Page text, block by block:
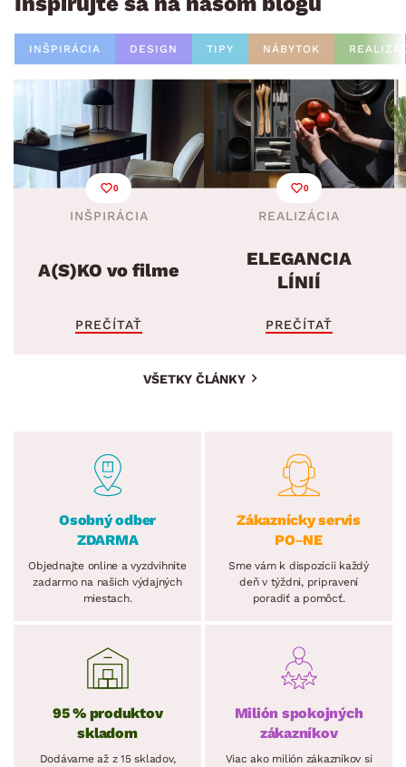
INŠPIRÁCIA DESIGN TIPY NÁBYTOK
0
INŠPIRÁCIA
A(S)KO vo filme
PREČÍTAŤ
0
REALIZÁCIA
ELEGANCIA
LÍNIÍ
PREČÍTAŤ
VŠETKY ČLÁNKY
Osobný odber
ZDARMA
Objednajte online a vyzdvihnite
zadarmo na našich výdajných
miestach.
Zákaznícky servis
PO–NE
Sme vám k dispozícii každý
deň v týždni, pripravení
poradiť a pomôcť.
95 % produktov
skladom
Dodávame až z 15 skladov,
Milión spokojných
zákazníkov
Viac ako milión zákazníkov si